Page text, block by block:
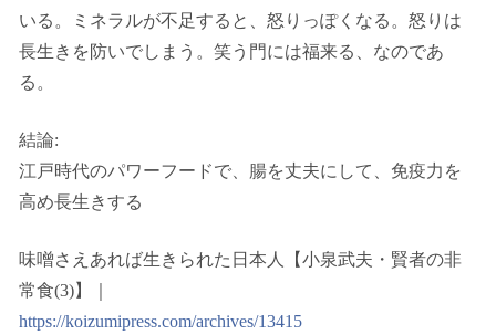
いる。ミネラルが不足すると、怒りっぽくなる。怒りは
長生きを防いでしまう。笑う門には福来る、なのであ
る。
結論:
江戸時代のパワーフードで、腸を丈夫にして、免疫力を
高め長生きする
味噌さえあれば生きられた日本人【小泉武夫・賢者の非
常食(3)】｜
https://koizumipress.com/archives/13415